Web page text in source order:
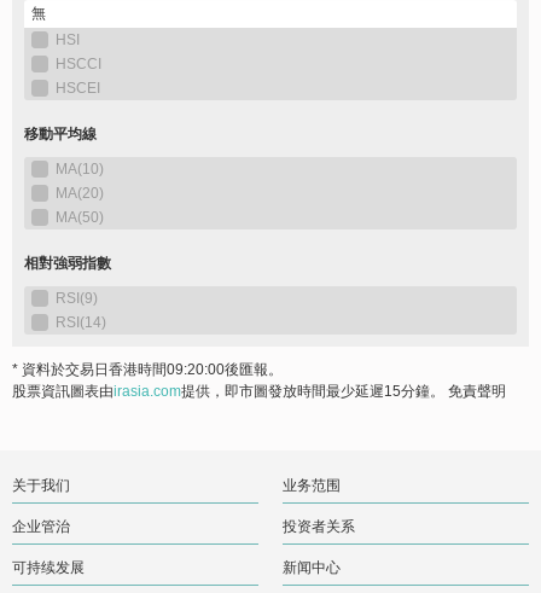
关于我们 业务范围
企业管治 投资者关系
可持续发展 新闻中心